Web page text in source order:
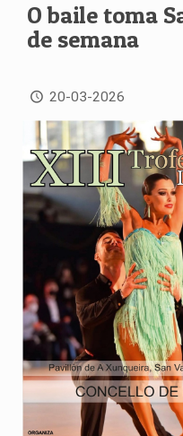
O baile toma
de semana
20-03-2026